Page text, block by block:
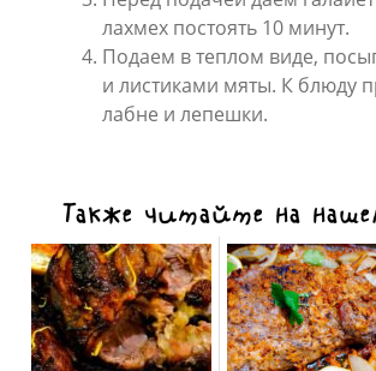
лахмех постоять 10 минут.
Подаем в теплом виде,
и листиками мяты. К блюду
лабне и лепешки.
Также читайте на